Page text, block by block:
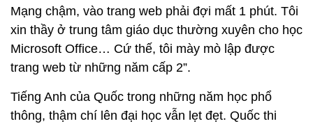
Mạng chậm, vào trang web phải đợi mất 1 phút. Tôi
xin thầy ở trung tâm giáo dục thường xuyên cho học
Microsoft Office… Cứ thế, tôi mày mò lập được
trang web từ những năm cấp 2”.
Tiếng Anh của Quốc trong những năm học phổ
thông, thậm chí lên đại học vẫn lẹt đẹt. Quốc thi